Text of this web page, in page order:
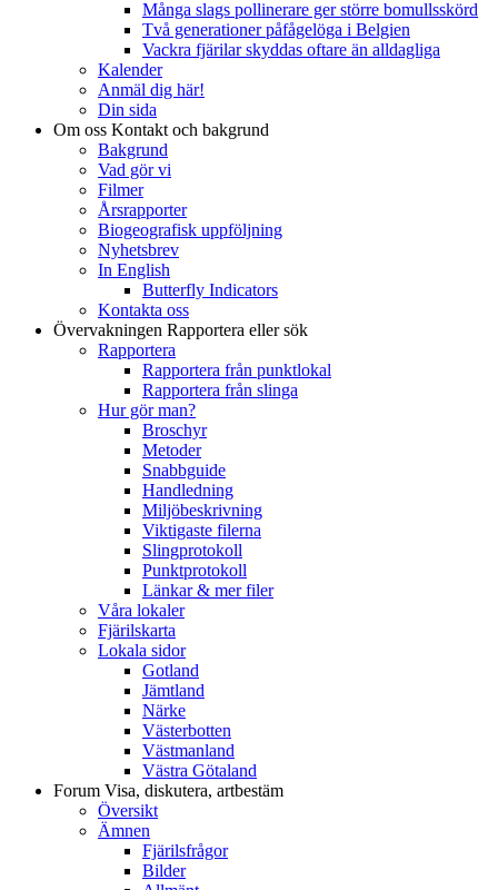
Många slags pollinerare ger större bomullsskörd
Två generationer påfågelöga i Belgien
Vackra fjärilar skyddas oftare än alldagliga
Kalender
Anmäl dig här!
Din sida
Om oss Kontakt och bakgrund
Bakgrund
Vad gör vi
Filmer
Årsrapporter
Biogeografisk uppföljning
Nyhetsbrev
In English
Butterfly Indicators
Kontakta oss
Övervakningen Rapportera eller sök
Rapportera
Rapportera från punktlokal
Rapportera från slinga
Hur gör man?
Broschyr
Metoder
Snabbguide
Handledning
Miljöbeskrivning
Viktigaste filerna
Slingprotokoll
Punktprotokoll
Länkar & mer filer
Våra lokaler
Fjärilskarta
Lokala sidor
Gotland
Jämtland
Närke
Västerbotten
Västmanland
Västra Götaland
Forum Visa, diskutera, artbestäm
Översikt
Ämnen
Fjärilsfrågor
Bilder